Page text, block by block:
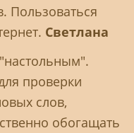
Пользоваться
Светлана
проверки
слов,
обогащать